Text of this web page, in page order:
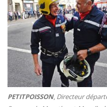
PETITPOISSON, Directeur